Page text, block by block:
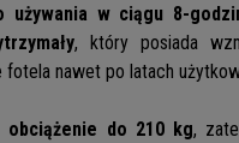
używania w ciągu 8-
, który posiada
nawet po latach
obciążenie do 210 kg,